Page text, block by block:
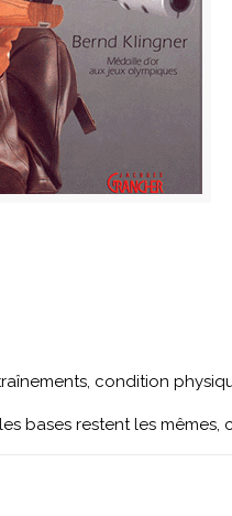
condition
bases restent les mêmes,